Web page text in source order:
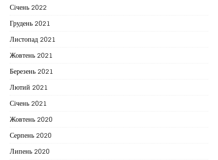
Січень 2022
Грудень 2021
Листопад 2021
Жовтень 2021
Березень 2021
Лютий 2021
Січень 2021
Жовтень 2020
Серпень 2020
Липень 2020